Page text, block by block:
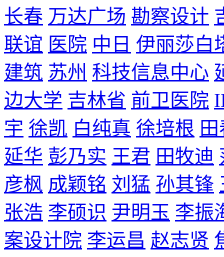
长春 万达广场 勘察设计
联谊 医院 中日 伊丽莎白
建筑 苏州 科技信息中心
边大学 吉林省 前卫医院
宇 徐凯 白纯真 徐培根
延华 彭乃实 王君 田牧迪
彦枫 成颖铭 刘猛 孙其锋
张浩 李硕识 尹明玉 李振
案设计院 李运昌 赵志贤